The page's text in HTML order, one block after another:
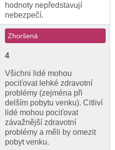
hodnoty nepředstavují
nebezpečí.
Zhoršená
4
Všichni lidé mohou
pociťovat lehké zdravotní
problémy (zejména při
delším pobytu venku). Citliví
lidé mohou pociťovat
závažnější zdravotní
problémy a měli by omezit
pobyt venku.